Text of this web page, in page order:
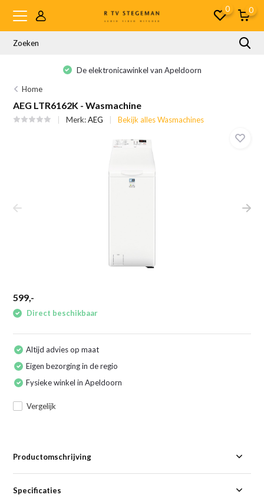
0 0
De elektronicawinkel van Apeldoorn
Home
AEG LTR6162K - Wasmachine
Merk:AEG Bekijk alles Wasmachines
599,-
Direct beschikbaar
Altijd advies op maat
Eigen bezorging in de regio
Fysieke winkel in Apeldoorn
Vergelijk
Productomschrijving
Specificaties